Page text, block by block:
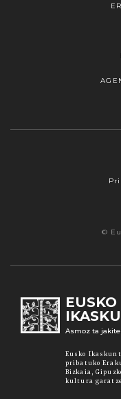
©
EUSKO
Asmoz ta
Eusko
pribatuko
Bizkaia,
kultura
Webgune
nabigatzeko
Guztiz
"konfigurazioa"
cookie politika